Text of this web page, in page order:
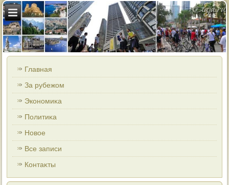
Главная
За рубежом
Экономиκа
Политиκа
Новοе
Все записи
Контаκты